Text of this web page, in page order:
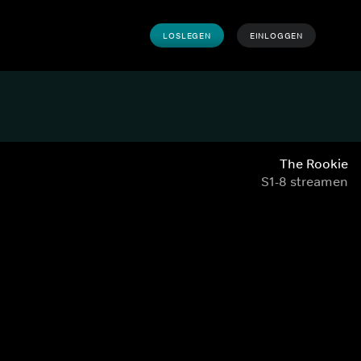
LOSLEGEN EINLOGGEN
The Rookie
S1-8 streamen